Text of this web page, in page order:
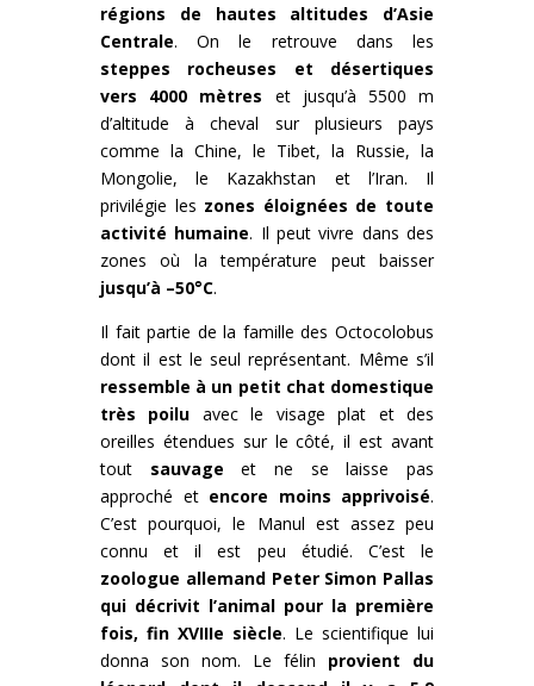
régions de hautes altitudes d’Asie
Centrale. On le retrouve dans les
steppes rocheuses et désertiques
vers 4000 mètres et jusqu’à 5500 m
d’altitude à cheval sur plusieurs pays
comme la Chine, le Tibet, la Russie, la
Mongolie, le Kazakhstan et l’Iran. Il
privilégie les zones éloignées de toute
activité humaine. Il peut vivre dans des
zones où la température peut baisser
jusqu’à –50°C.
Il fait partie de la famille des Octocolobus
dont il est le seul représentant. Même s’il
ressemble à un petit chat domestique
très poilu avec le visage plat et des
oreilles étendues sur le côté, il est avant
tout sauvage et ne se laisse pas
approché et encore moins apprivoisé.
C’est pourquoi, le Manul est assez peu
connu et il est peu étudié. C’est le
zoologue allemand Peter Simon Pallas
qui décrivit l’animal pour la première
fois, fin XVIIIe siècle. Le scientifique lui
donna son nom. Le félin provient du